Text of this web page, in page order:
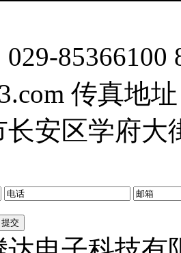
85366100
传真地址
安区学府大